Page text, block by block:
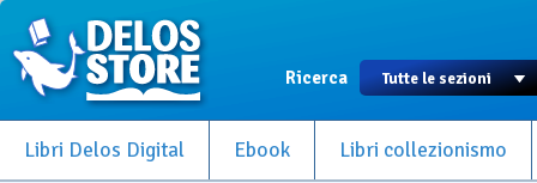
Ricerca
Libri Delos Digital Ebook Libri collezionismo